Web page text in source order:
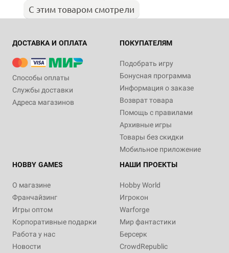
С этим товаром смотрели
ДОСТАВКА И ОПЛАТА
Способы оплаты
Службы доставки
Адреса магазинов
ПОКУПАТЕЛЯМ
Подобрать игру
Бонусная программа
Информация о заказе
Возврат товара
Помощь с правилами
Архивные игры
Товары без скидки
Мобильное приложение
HOBBY GAMES
О магазине
Франчайзинг
Игры оптом
Корпоративные подарки
Работа у нас
Новости
НАШИ ПРОЕКТЫ
Hobby World
Игрокон
Warforge
Мир фантастики
Берсерк
CrowdRepublic